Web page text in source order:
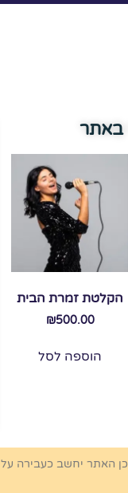
באתר
הקלטת זמרת הבית
₪500.00
הוספה לסל
האתר יחשב כעבירה